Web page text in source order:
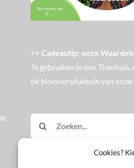
Cookies?
>> Cadeautip: onze
Te gebruiken in ons
de bloemenpluktuin van onze
naar: